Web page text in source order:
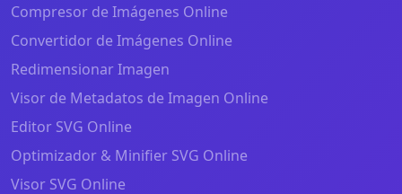
Compresor de Imágenes Online
Convertidor de Imágenes Online
Redimensionar Imagen
Visor de Metadatos de Imagen Online
Editor SVG Online
Optimizador & Minifier SVG Online
Visor SVG Online